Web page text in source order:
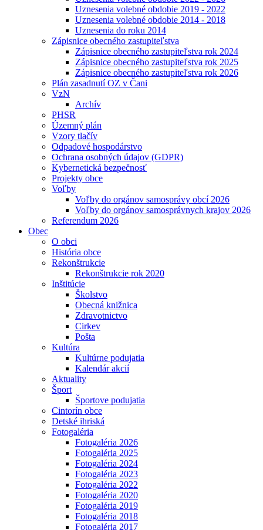
Uznesenia volebné obdobie 2019 - 2022
Uznesenia volebné obdobie 2014 - 2018
Uznesenia do roku 2014
Zápisnice obecného zastupiteľstva
Zápisnice obecného zastupiteľstva rok 2024
Zápisnice obecného zastupiteľstva rok 2025
Zápisnice obecného zastupiteľstva rok 2026
Plán zasadnutí OZ v Čani
VzN
Archív
PHSR
Územný plán
Vzory tlačív
Odpadové hospodárstvo
Ochrana osobných údajov (GDPR)
Kybernetická bezpečnosť
Projekty obce
Voľby
Voľby do orgánov samosprávy obcí 2026
Voľby do orgánov samosprávnych krajov 2026
Referendum 2026
Obec
O obci
História obce
Rekonštrukcie
Rekonštrukcie rok 2020
Inštitúcie
Školstvo
Obecná knižnica
Zdravotnictvo
Cirkev
Pošta
Kultúra
Kultúrne podujatia
Kalendár akcií
Aktuality
Šport
Športove podujatia
Cintorín obce
Detské ihriská
Fotogaléria
Fotogaléria 2026
Fotogaléria 2025
Fotogaléria 2024
Fotogaléria 2023
Fotogaléria 2022
Fotogaléria 2020
Fotogaléria 2019
Fotogaléria 2018
Fotogaléria 2017